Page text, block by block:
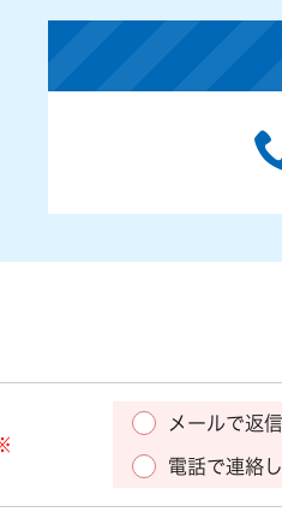
メールで返
電話で連絡